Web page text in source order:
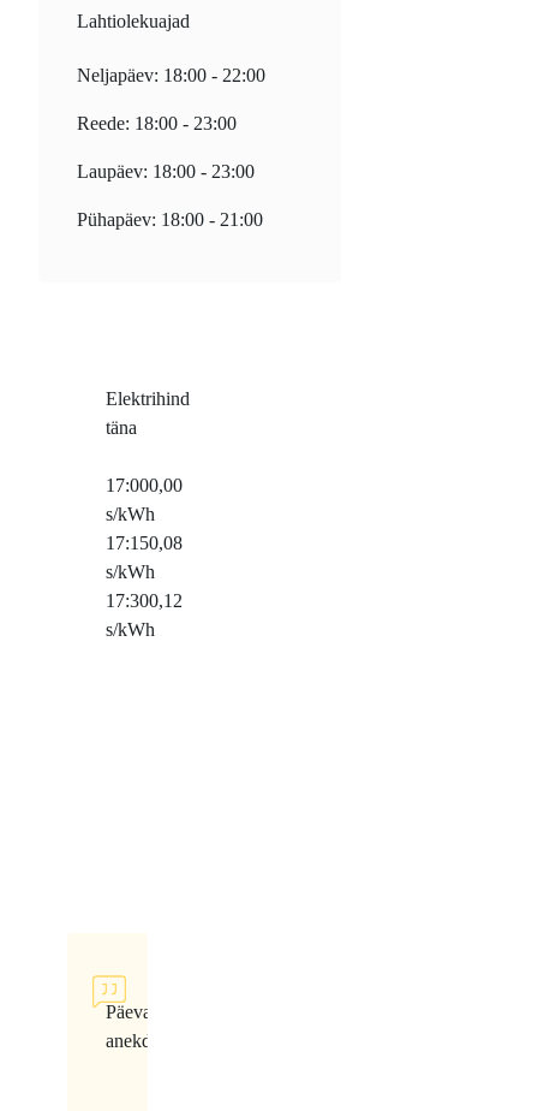
Lahtiolekuajad
Neljapäev: 18:00 - 22:00
Reede: 18:00 - 23:00
Laupäev: 18:00 - 23:00
Pühapäev: 18:00 - 21:00
Elektrihind
täna
17:000,00
s/kWh
17:150,08
s/kWh
17:300,12
s/kWh
Päeva
anekdoot